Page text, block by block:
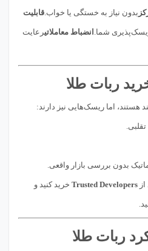
بدون نیاز به خستگی یا خواب. قابلیت
شما. انضباط معاملاتیرعایت
ربات طلا
هستند، اما ریسک‌هایی نیز دارند:
بدون بررسی بازار واقعی.
Trusted Developers خرید کنید و
ربات طلا